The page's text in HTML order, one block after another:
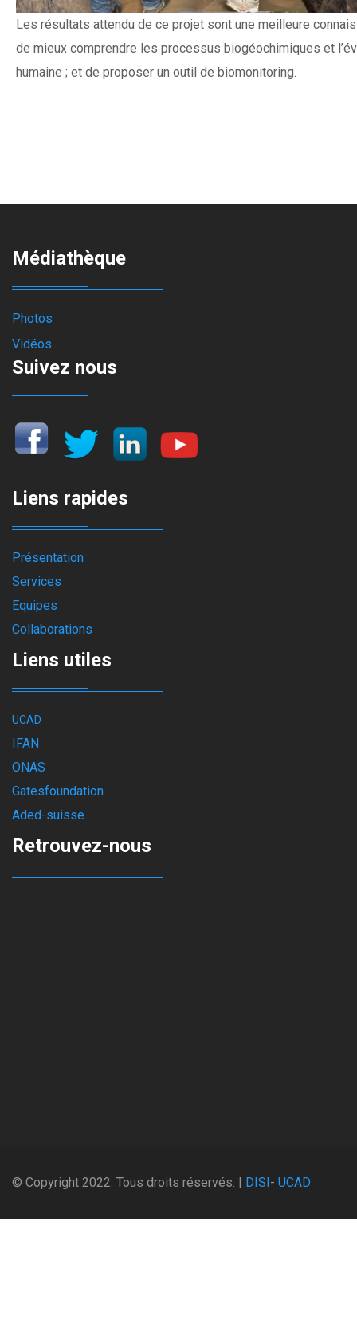
Les résultats attendu de ce projet sont une meilleure
de mieux comprendre les processus biogéochimiques et
humaine ; et de proposer un outil de biomonitoring.
Médiathèque
Photos
Vidéos
Suivez nous
Liens rapides
Présentation
Services
Equipes
Collaborations
Liens utiles
UCAD
IFAN
ONAS
Gatesfoundation
Aded-suisse
Retrouvez-nous
© Copyright 2022. Tous droits réservés. | DISI- UCAD